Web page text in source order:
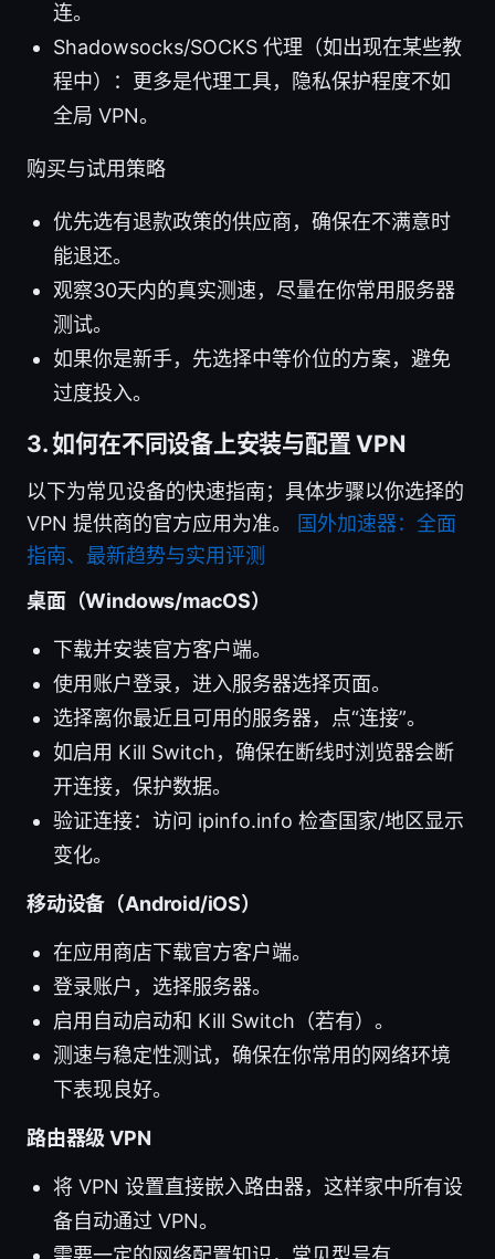
连。
Shadowsocks/SOCKS 代理（如出现在某些教
程中）：更多是代理工具，隐私保护程度不如
全局 VPN。
购买与试用策略
优先选有退款政策的供应商，确保在不满意时
能退还。
观察30天内的真实测速，尽量在你常用服务器
测试。
如果你是新手，先选择中等价位的方案，避免
过度投入。
3. 如何在不同设备上安装与配置 VPN
以下为常见设备的快速指南；具体步骤以你选择的
VPN 提供商的官方应用为准。
国外加速器：全面
指南、最新趋势与实用评测
桌面（Windows/macOS）
下载并安装官方客户端。
使用账户登录，进入服务器选择页面。
选择离你最近且可用的服务器，点“连接”。
如启用 Kill Switch，确保在断线时浏览器会断
开连接，保护数据。
验证连接：访问 ipinfo.info 检查国家/地区显示
变化。
移动设备（Android/iOS）
在应用商店下载官方客户端。
登录账户，选择服务器。
启用自动启动和 Kill Switch（若有）。
测速与稳定性测试，确保在你常用的网络环境
下表现良好。
路由器级 VPN
将 VPN 设置直接嵌入路由器，这样家中所有设
备自动通过 VPN。